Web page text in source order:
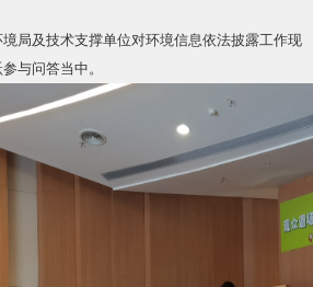
及技术支撑单位对环境信息依法披露工作现
与问答当中。